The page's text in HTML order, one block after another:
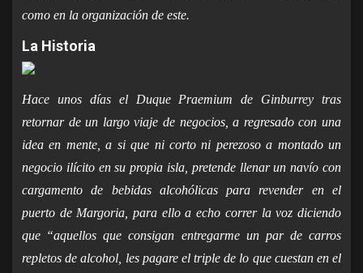
como en la organización de este.
La Historia
Hace unos días el Duque Praemium de Ginburrey tras
retornar de un largo viaje de negocios, a regresado con una
idea en mente, a si que ni corto ni perezoso a montado un
negocio ilícito en su propia isla, pretende llenar un navío con
cargamento de bebidas alcohólicas para revender en el
puerto de Margoria, para ello a echo correr la voz diciendo
que “aquellos que consigan entregarme un par de carros
repletos de alcohol, les pagare el triple de lo que cuestan en el